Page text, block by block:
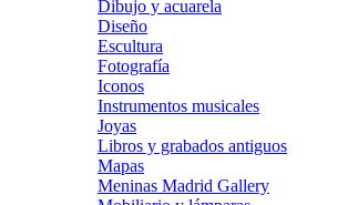
Dibujo y acuarela
Diseño
Escultura
Fotografía
Iconos
Instrumentos musicales
Joyas
Libros y grabados antiguos
Mapas
Meninas Madrid Gallery